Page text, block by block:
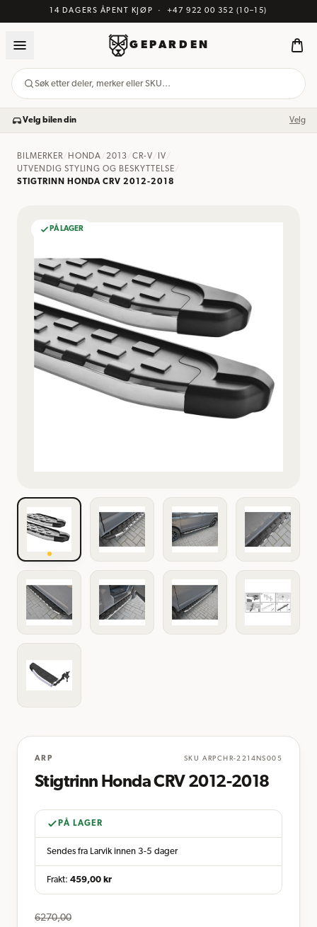
14 DAGERS ÅPENT KJØP · +47 922 00 352 (10–15)
GEPARDEN
Søk etter deler, merker eller SKU…
Velg bilen din Velg
BILMERKER/ HONDA /2013 /CR-V IV
UTVENDIG STYLING OG BESKYTTELSE
STIGTRINN HONDA CRV 2012-2018
PÅ LAGER
ARP SKU ARPCHR-2214NS005
Stigtrinn Honda CRV 2012-2018
PÅ LAGER
Sendes fra Larvik innen 3-5 dager
Frakt: 459,00 kr
6270,00